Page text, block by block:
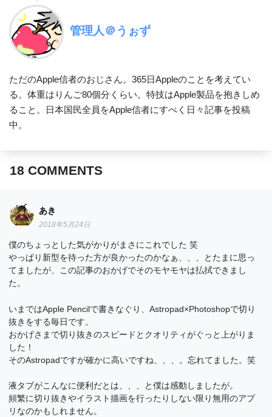
管理人＠うぉず
ただのApple信者のおじさん。365日Appleのことを考えてい
る。体重はりんご80個分くらい。特技はApple製品を抱きしめ
ること。日本国民全員をApple信者にすべく日々記事を投稿
中。
18 COMMENTS
あき
2018年5月24日
僕のちょっとした気がかりがまさにこれでした 笑
やっぱり新型を待った方が良かったのかなぁ、、、とたまに思っ
てましたが、この記事のおかげでそのモヤモヤは払拭できまし
た。
いまではApple Pencilで書きなぐり、Astropad×Photoshopで切り
抜きをする毎日です。
おかげさまで切り抜きのスピードとクオリティがぐっと上がりま
した！
そのAstropadですが確かに高いですね、、、。忘れてました。笑
液タブがこんなに便利だとは、、、と僕は感動しましたが。
頻繁に切り抜きやイラスト描画を行ったりしない限り無用のアプ
リなのかもしれません。